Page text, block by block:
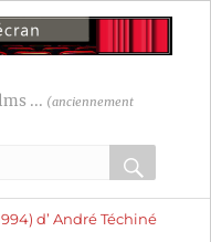
... (anciennement
OK
d’ André Téchiné